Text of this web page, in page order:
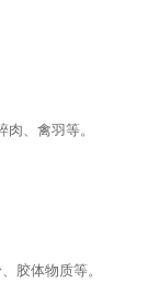
、禽羽等。
胶体物质等。